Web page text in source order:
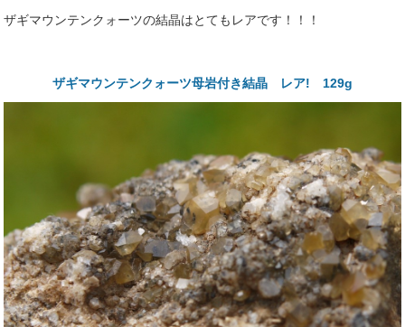
ザギマウンテンクォーツの結晶はとてもレアです！！！
ザギマウンテンクォーツ母岩付き結晶 レア! 129g